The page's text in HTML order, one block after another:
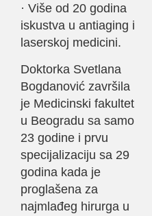
· Više od 20 godina
iskustva u antiaging i
laserskoj medicini.
Doktorka Svetlana
Bogdanović završila
je Medicinski fakultet
u Beogradu sa samo
23 godine i prvu
specijalizaciju sa 29
godina kada je
proglašena za
najmlađeg hirurga u